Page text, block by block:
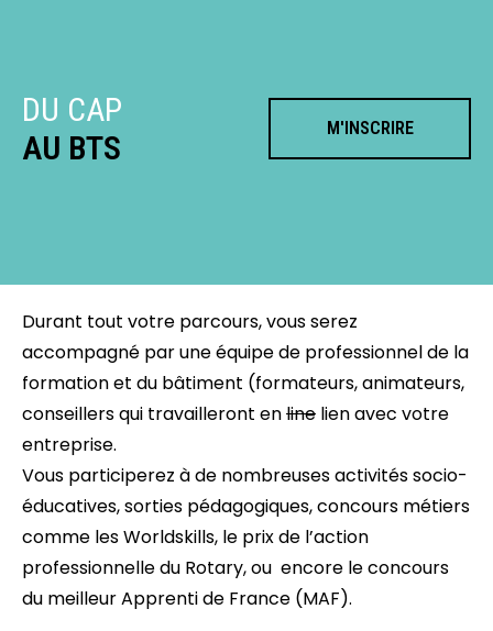
DU CAP
AU BTS
M'INSCRIRE
Durant tout votre parcours, vous serez
accompagné par une équipe de professionnel de la
formation et du bâtiment (formateurs, animateurs,
conseillers qui travailleront enline lien avec votre
entreprise.
Vous participerez à de nombreuses activités socio-
éducatives, sorties pédagogiques, concours métiers
comme les Worldskills, le prix de l’action
professionnelle du Rotary, ou encore le concours
du meilleur Apprenti de France (MAF).